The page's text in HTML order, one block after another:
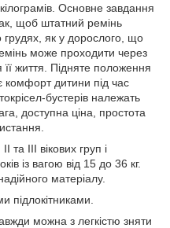
Основне завдання
щоб штатний ремінь
грудях, як у дорослого, що
може проходити через
життя. Підняте положення
комфорт дитини під час
бустерів належать
доступна ціна, простота
та III вікових груп і
із вагою від 15 до 36 кг.
матеріалу.
підлокітниками.
можна з легкістю зняти